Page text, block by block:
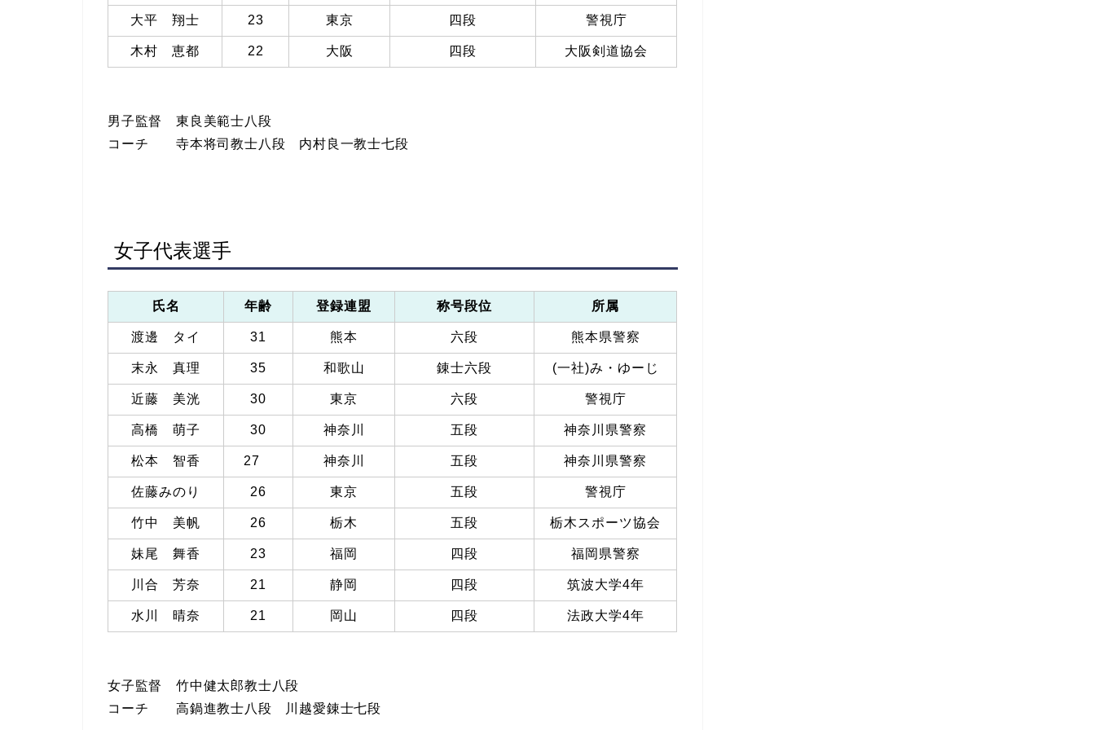
大平 翔士 23 東京 四段 警視庁
木村 恵都 22 大阪 四段 大阪剣道協会
男子監督 東良美範士八段
コーチ 寺本将司教士八段 内村良一教士七段
女子代表選手
氏名 年齢 登録連盟 称号段位 所属
渡邊 タイ 31 熊本 六段 熊本県警察
末永 真理 35 和歌山 錬士六段 (一社)み・ゆーじ
近藤 美洸 30 東京 六段 警視庁
高橋 萌子 30 神奈川 五段 神奈川県警察
松本 智香 27 神奈川 五段 神奈川県警察
佐藤みのり 26 東京 五段 警視庁
竹中 美帆 26 栃木 五段 栃木スポーツ協会
妹尾 舞香 23 福岡 四段 福岡県警察
川合 芳奈 21 静岡 四段 筑波大学4年
水川 晴奈 21 岡山 四段 法政大学4年
女子監督 竹中健太郎教士八段
コーチ 高鍋進教士八段 川越愛錬士七段